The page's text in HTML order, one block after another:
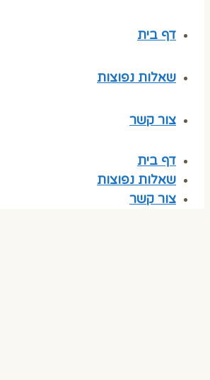
דף בית
שאלות נפוצות
צור קשר
דף בית
שאלות נפוצות
צור קשר